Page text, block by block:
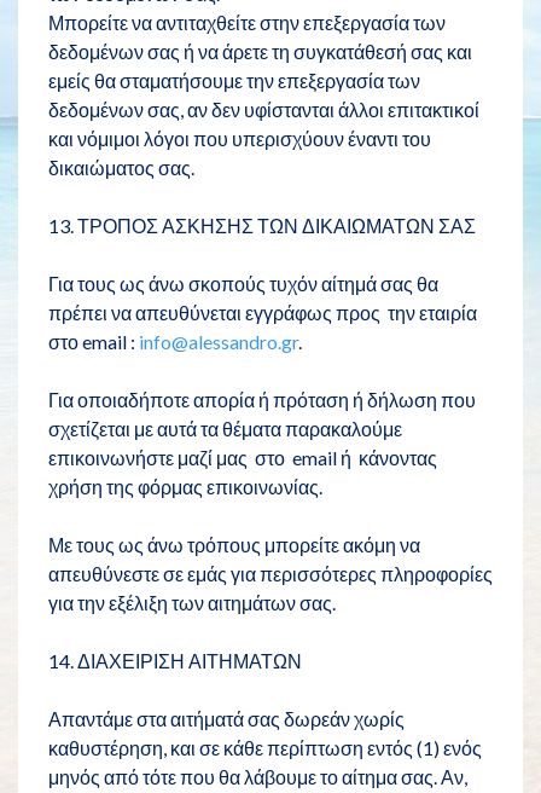
Μπορείτε να αντιταχθείτε στην επεξεργασία των
δεδομένων σας ή να άρετε τη συγκατάθεσή σας και
εμείς θα σταματήσουμε την επεξεργασία των
δεδομένων σας, αν δεν υφίστανται άλλοι επιτακτικοί
και νόμιμοι λόγοι που υπερισχύουν έναντι του
δικαιώματος σας.
13. ΤΡΟΠΟΣ ΑΣΚΗΣΗΣ ΤΩΝ ΔΙΚΑΙΩΜΑΤΩΝ ΣΑΣ
Για τους ως άνω σκοπούς τυχόν αίτημά σας θα
πρέπει να απευθύνεται εγγράφως προς την εταιρία
στο email : info@alessandro.gr.
Για οποιαδήποτε απορία ή πρόταση ή δήλωση που
σχετίζεται με αυτά τα θέματα παρακαλούμε
επικοινωνήστε μαζί μας στο email ή κάνοντας
χρήση της φόρμας επικοινωνίας.
Με τους ως άνω τρόπους μπορείτε ακόμη να
απευθύνεστε σε εμάς για περισσότερες πληροφορίες
για την εξέλιξη των αιτημάτων σας.
14. ΔΙΑΧΕΙΡΙΣΗ ΑΙΤΗΜΑΤΩΝ
Απαντάμε στα αιτήματά σας δωρεάν χωρίς
καθυστέρηση, και σε κάθε περίπτωση εντός (1) ενός
μηνός από τότε που θα λάβουμε το αίτημα σας. Αν,